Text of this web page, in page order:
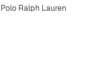
Polo Ralph Lauren